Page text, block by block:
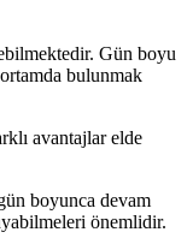
Gün boyu
bulunmak
avantajlar elde
boyunca devam
önemlidir.